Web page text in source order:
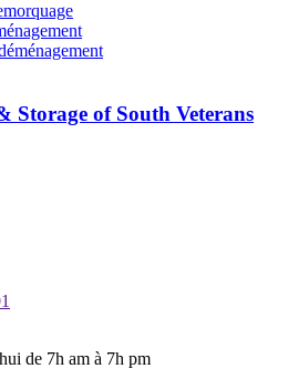
Storage of South Veterans
de 7h am à 7h pm